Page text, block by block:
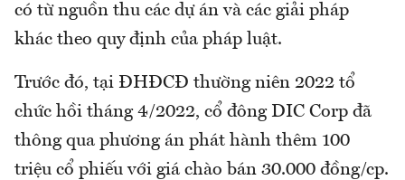
có từ nguồn thu các dự án và các giải pháp
khác theo quy định của pháp luật.
Trước đó, tại ĐHĐCĐ thường niên 2022 tổ
chức hồi tháng 4/2022, cổ đông DIC Corp đã
thông qua phương án phát hành thêm 100
triệu cổ phiếu với giá chào bán 30.000 đồng/cp.